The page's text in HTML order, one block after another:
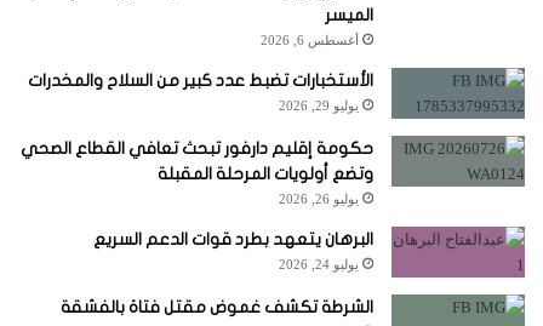
الميسر
أغسطس 6, 2026
الأستخبارات تضبط عدد كبير من السلاح والمخدرات
يوليو 29, 2026
حكومة إقليم دارفور تبحث تعافي القطاع الصحي
وتضع أولويات المرحلة المقبلة
يوليو 26, 2026
البرهان يتعهد بطرد قوات الدعم السريع
يوليو 24, 2026
الشرطة تكشف غموض مقتل فتاة بالفشقة